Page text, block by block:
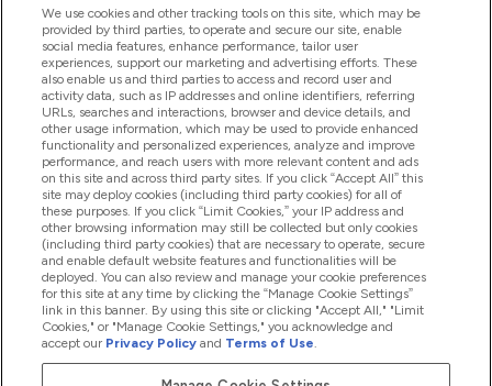
ヘルプ＆ガイド
商品について
会社概要
特典＆ポイント
2026 The Hut.com Ltd
We use cookies and other tracking tools on this site, which may be
provided by third parties, to operate and secure our site, enable
social media features, enhance performance, tailor user
experiences, support our marketing and advertising efforts. These
also enable us and third parties to access and record user and
activity data, such as IP addresses and online identifiers, referring
URLs, searches and interactions, browser and device details, and
other usage information, which may be used to provide enhanced
functionality and personalized experiences, analyze and improve
performance, and reach users with more relevant content and ads
on this site and across third party sites. If you click “Accept All” this
site may deploy cookies (including third party cookies) for all of
these purposes. If you click “Limit Cookies,” your IP address and
other browsing information may still be collected but only cookies
(including third party cookies) that are necessary to operate, secure
and enable default website features and functionalities will be
deployed. You can also review and manage your cookie preferences
for this site at any time by clicking the “Manage Cookie Settings”
link in this banner. By using this site or clicking "Accept All," "Limit
Cookies," or "Manage Cookie Settings," you acknowledge and
accept our Privacy Policy and Terms of Use.